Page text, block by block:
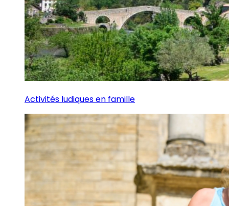
Activités ludiques en famille